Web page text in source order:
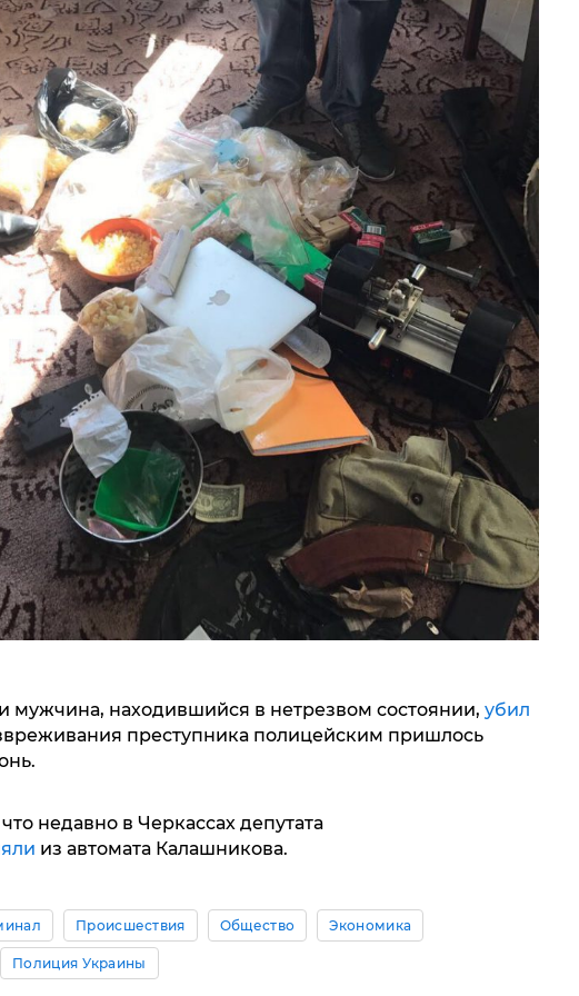
мужчина, находившийся в нетрезвом состоянии, убил
преступника полицейским пришлось
недавно в Черкассах депутата
из автомата Калашникова.
Происшествия Общество Экономика
Полиция Украины